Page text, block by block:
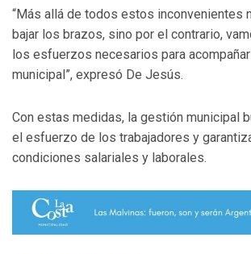
“Más allá de todos estos inconvenientes
bajar los brazos, sino por el contrario,
los esfuerzos necesarios para
municipal”, expresó De Jesús.
Con estas medidas, la gestión municipal
el esfuerzo de los trabajadores y
condiciones salariales y laborales.